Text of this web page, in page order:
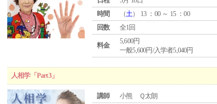
時間
（土） 13 ：00 ～ 15 ：00
回数
全1回
料金
5,600円
一般5,600円/入学者5,040円
人相学「Part3」
講師
小熊 Ｑ太朗